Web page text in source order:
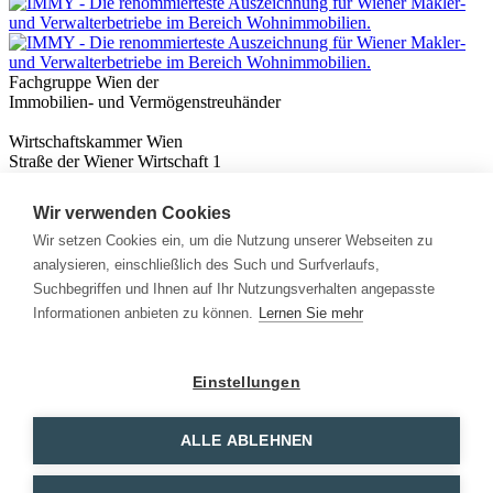
Fachgruppe Wien der
Immobilien- und Vermögenstreuhänder
Wirtschaftskammer Wien
Straße der Wiener Wirtschaft 1
Nützliches
Immobilienwissen
Formulare & Rechner
Expert:innen
Info
Wir verwenden Cookies
Wir setzen Cookies ein, um die Nutzung unserer Webseiten zu
analysieren, einschließlich des Such und Surfverlaufs,
Suchbegriffen und Ihnen auf Ihr Nutzungsverhalten angepasste
Informationen anbieten zu können. Lernen Sie mehr
Einstellungen
ALLE ABLEHNEN